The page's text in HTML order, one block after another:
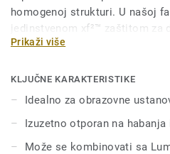
homogenoj strukturi. U našoj
jedinstvenom xf²™ zaštitom za
čišćenje i ekonomično
multifunkcionalnu upotebu
Prikaži više
KLJUČNE KARAKTERISTIKE
Idealno za obrazovne
Izuzetno otporan na
Može se kombinovati sa